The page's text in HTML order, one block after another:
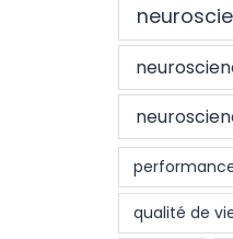
qualité de